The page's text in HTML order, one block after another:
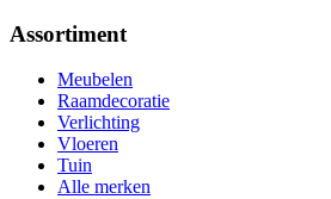
Assortiment
Meubelen
Raamdecoratie
Verlichting
Vloeren
Tuin
Alle merken